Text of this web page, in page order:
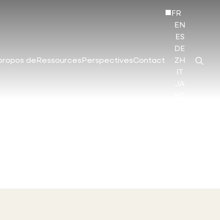
de Ressources PerspectivesContact
FR
EN
ES
DE
ZH
JA